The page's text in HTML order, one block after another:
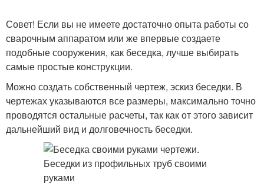
Совет! Если вы не имеете достаточно опыта работы со
сварочным аппаратом или же впервые создаете
подобные сооружения, как беседка, лучше выбирать
самые простые конструкции.
Можно создать собственный чертеж, эскиз беседки. В
чертежах указываются все размеры, максимально точно
проводятся остальные расчеты, так как от этого зависит
дальнейший вид и долговечность беседки.